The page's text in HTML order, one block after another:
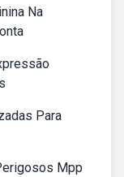
Na
Para
Mpp